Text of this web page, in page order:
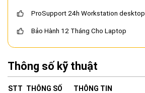
ProSupport 24h Workstation desktop
Bảo Hành 12 Tháng Cho Laptop
Thông số kỹ thuật
STT THÔNG SỐ
THÔNG TIN